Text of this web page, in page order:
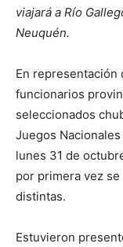
viajará a Río
Neuquén.
En representación
funcionarios
seleccionados
Juegos
lunes 31 de
por primera vez
distintas.
Estuvieron